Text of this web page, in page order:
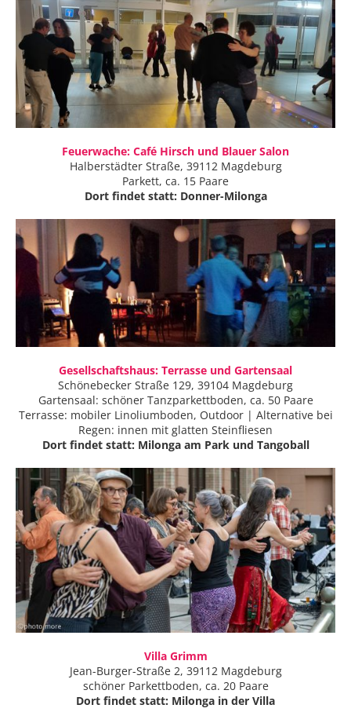
Feuerwache: Café Hirsch und Blauer Salon
Halberstädter Straße, 39112 Magdeburg
Parkett, ca. 15 Paare
Dort findet statt: Donner-Milonga
Gesellschaftshaus: Terrasse und Gartensaal
Schönebecker Straße 129, 39104 Magdeburg
Gartensaal: schöner Tanzparkettboden, ca. 50 Paare
Terrasse: mobiler Linoliumboden, Outdoor | Alternative bei
Regen: innen mit glatten Steinfliesen
Dort findet statt: Milonga am Park und Tangoball
Villa Grimm
Jean-Burger-Straße 2, 39112 Magdeburg
schöner Parkettboden, ca. 20 Paare
Dort findet statt: Milonga in der Villa